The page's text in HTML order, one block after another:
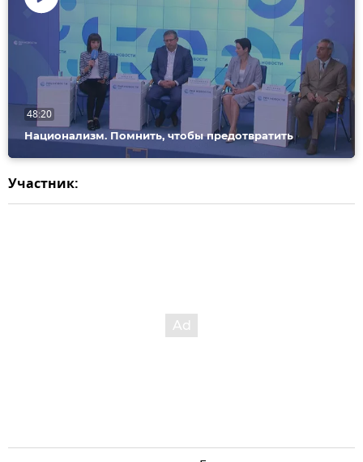
Воспроизвести
Национализм. Помнить, чтобы предотвратить
48:20
Участник: